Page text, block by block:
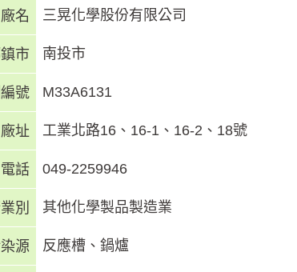
廠名 三晃化學股份有限公司
市 南投市
號 M33A6131
廠址 工業北路16、16-1、16-2、18號
電話 049-2259946
別 其他化學製品製造業
源 反應槽、鍋爐